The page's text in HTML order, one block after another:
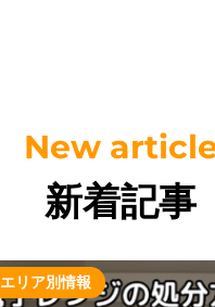
新着記事
エリア別情報